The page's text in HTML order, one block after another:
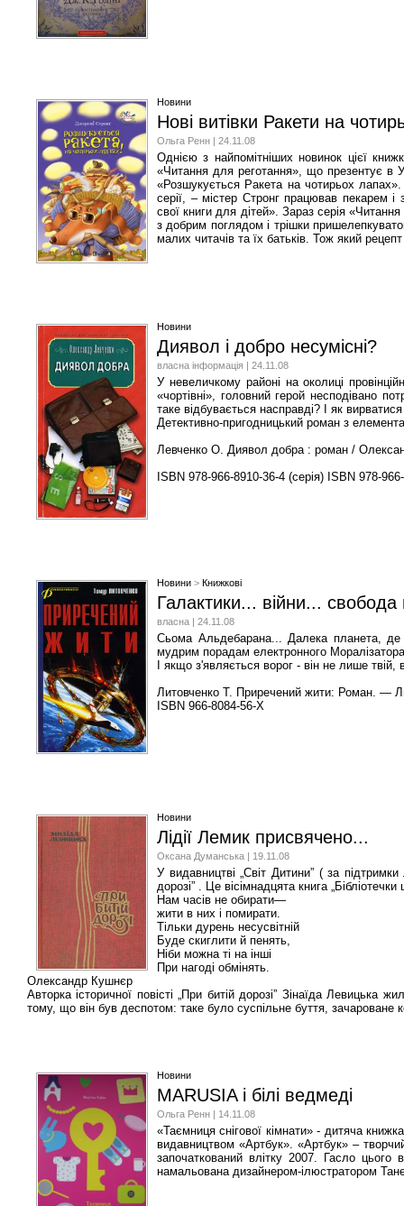
Новини
Нові витівки Ракети на
Ольга Ренн | 24.11.08
Однією з найпомітніших новинок цієї
«Читання для реготання», що презентує в
«Розшукується Ракета на чотирьох
серії, – містер Стронг працював пекарем
свої книги для дітей». Зараз серія
з добрим поглядом і трішки
малих читачів та їх батьків. Тож який
Новини
Диявол і добро несумісні?
власна інформація | 24.11.08
У невеличкому районі на околиці
«чортівні», головний герой несподівано
таке відбувається насправді? І як
Детективно-пригодницький роман з
Левченко О. Диявол добра : роман /
ISBN 978-966-8910-36-4 (серія) ISBN 978-
Новини > Книжкові
Галактики... війни...
власна | 24.11.08
Сьома Альдебарана... Далека планета, де
мудрим порадам електронного
І якщо з'являється ворог - він не лише
Литовченко Т. Приречений жити: Роман. —
ISBN 966-8084-56-X
Новини
Лідії Лемик присвячено...
Оксана Думанська | 19.11.08
У видавництві „Світ Дитини” ( за
дорозі” . Це вісімнадцята книга
Нам часів не обирати—
жити в них і помирати.
Тільки дурень несусвітній
Буде скиглити й пенять,
Ніби можна ті на інші
При нагоді обмінять.
Олександр Кушнєр
Авторка історичної повісті „При битій дорозі” Зінаїда Левицька
тому, що він був деспотом: таке було суспільне буття, зачароване
Новини
MARUSIA і білі ведмеді
Ольга Ренн | 14.11.08
«Таємниця снігової кімнати» - дитяча
видавництвом «Артбук». «Артбук» –
започаткований влітку 2007. Гасло
намальована дизайнером-ілюстратором